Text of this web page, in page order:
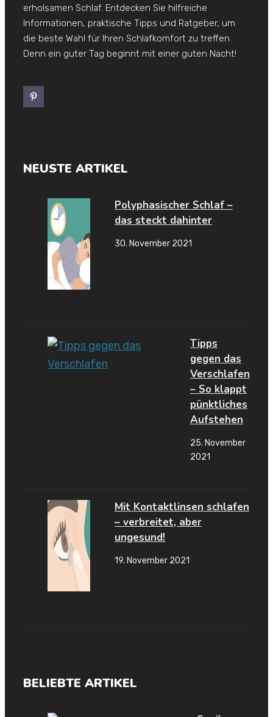
erholsamen Schlaf. Entdecken Sie hilfreiche
Informationen, praktische Tipps und Ratgeber, um
die beste Wahl für Ihren Schlafkomfort zu treffen.
Denn ein guter Tag beginnt mit einer guten Nacht!
NEUSTE ARTIKEL
Polyphasischer Schlaf –
das steckt dahinter
30. November 2021
Tipps
gegen das
Verschlafen
– So klappt
pünktliches
Aufstehen
25. November
2021
Mit Kontaktlinsen schlafen
– verbreitet, aber
ungesund!
19. November 2021
BELIEBTE ARTIKEL